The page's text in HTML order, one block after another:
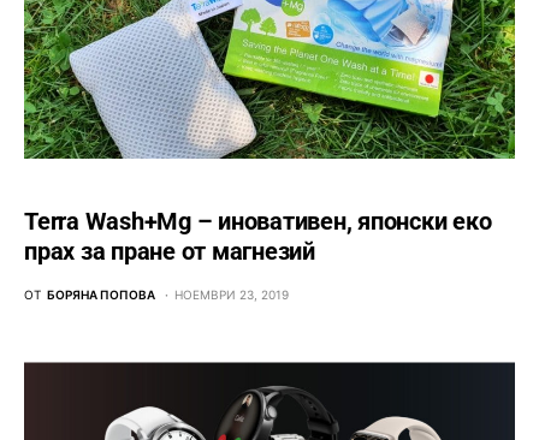
Terra Wash+Mg – иновативен, японски еко
прах за пране от магнезий
ОТ БОРЯНА ПОПОВА НОЕМВРИ 23, 2019